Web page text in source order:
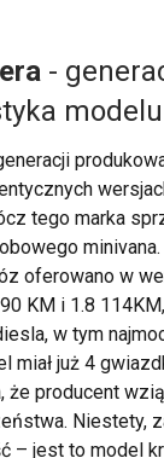
-
modelu
tego marka
oferowano w
KM i 1.8
w tym
miał już 4
że producent
Niestety,
– jest to model